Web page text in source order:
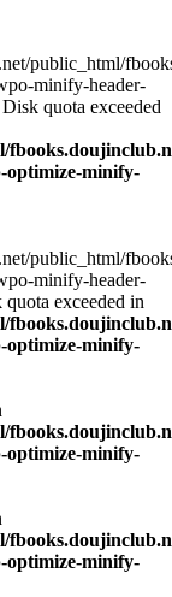
public_html/
minify-header-
quota exceeded
optimize-minify-
public_html/
minify-header-
exceeded in
optimize-minify-
optimize-minify-
optimize-minify-